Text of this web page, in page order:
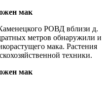
РОВД вблизи д.
метров обнаружили и
мака. Растения
техники.